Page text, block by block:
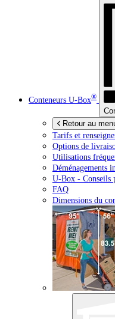
Conteneurs U-Box®
Retour au
Tarifs et
Options de
Utilisations
Déménagements
U-Box - Conseils
FAQ
Dimensions du